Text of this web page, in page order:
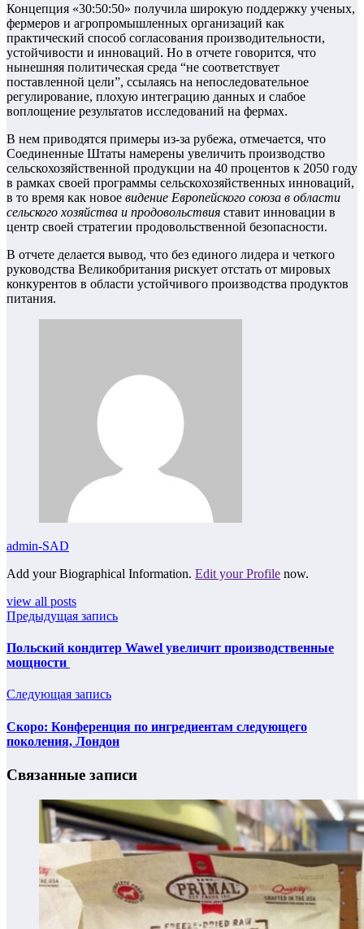
Концепция «30:50:50» получила широкую поддержку ученых,
фермеров и агропромышленных организаций как
практический способ согласования производительности,
устойчивости и инноваций. Но в отчете говорится, что
нынешняя политическая среда “не соответствует
поставленной цели”, ссылаясь на непоследовательное
регулирование, плохую интеграцию данных и слабое
воплощение результатов исследований на фермах.
В нем приводятся примеры из-за рубежа, отмечается, что
Соединенные Штаты намерены увеличить производство
сельскохозяйственной продукции на 40 процентов к 2050 году
в рамках своей программы сельскохозяйственных инноваций,
в то время как новое видение Европейского союза в области
сельского хозяйства и продовольствия ставит инновации в
центр своей стратегии продовольственной безопасности.
В отчете делается вывод, что без единого лидера и четкого
руководства Великобритания рискует отстать от мировых
конкурентов в области устойчивого производства продуктов
питания.
admin-SAD
Add your Biographical Information. Edit your Profile now.
view all posts
Предыдущая запись
Польский кондитер Wawel увеличит производственные
мощности
Следующая запись
Скоро: Конференция по ингредиентам следующего
поколения, Лондон
Связанные записи